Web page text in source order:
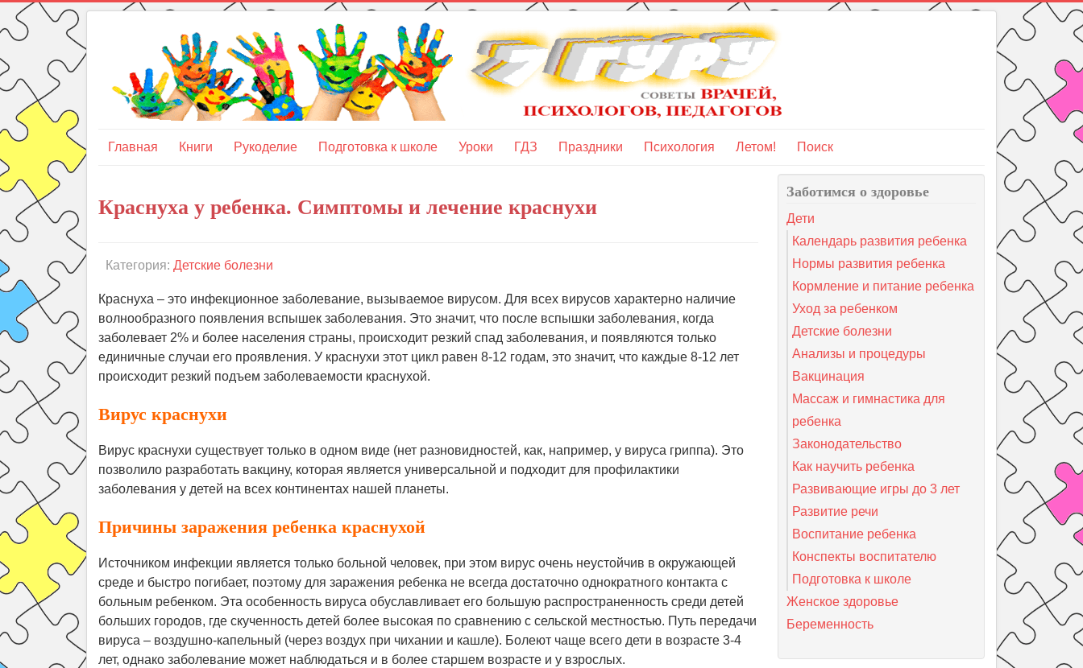
Главная Книги Рукоделие Подготовка к школе Уроки ГДЗ Праздники Психология Летом! Поиск
Краснуха у ребенка. Симптомы и лечение краснухи
Категория: Детские болезни
Краснуха – это инфекционное заболевание, вызываемое вирусом. Для всех вирусов характерно наличие
волнообразного появления вспышек заболевания. Это значит, что после вспышки заболевания, когда
заболевает 2% и более населения страны, происходит резкий спад заболевания, и появляются только
единичные случаи его проявления. У краснухи этот цикл равен 8-12 годам, это значит, что каждые 8-12 лет
происходит резкий подъем заболеваемости краснухой.
Вирус краснухи
Вирус краснухи существует только в одном виде (нет разновидностей, как, например, у вируса гриппа). Это
позволило разработать вакцину, которая является универсальной и подходит для профилактики
заболевания у детей на всех континентах нашей планеты.
Причины заражения ребенка краснухой
Источником инфекции является только больной человек, при этом вирус очень неустойчив в окружающей
среде и быстро погибает, поэтому для заражения ребенка не всегда достаточно однократного контакта с
больным ребенком. Эта особенность вируса обуславливает его большую распространенность среди детей
больших городов, где скученность детей более высокая по сравнению с сельской местностью. Путь передачи
вируса – воздушно-капельный (через воздух при чихании и кашле). Болеют чаще всего дети в возрасте 3-4
лет, однако заболевание может наблюдаться и в более старшем возрасте и у взрослых.
Заботимся о здоровье
Дети
Календарь развития ребенка
Нормы развития ребенка
Кормление и питание ребенка
Уход за ребенком
Детские болезни
Анализы и процедуры
Вакцинация
Массаж и гимнастика для
ребенка
Законодательство
Как научить ребенка
Развивающие игры до 3 лет
Развитие речи
Воспитание ребенка
Конспекты воспитателю
Подготовка к школе
Женское здоровье
Беременность